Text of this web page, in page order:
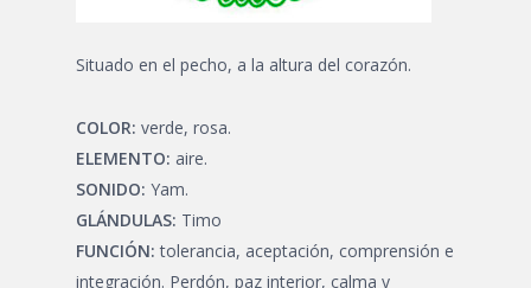
Situado en el pecho, a la altura del corazón.
COLOR: verde, rosa.
ELEMENTO: aire.
SONIDO: Yam.
GLÁNDULAS: Timo
FUNCIÓN: tolerancia, aceptación, comprensión e
integración. Perdón, paz interior, calma y